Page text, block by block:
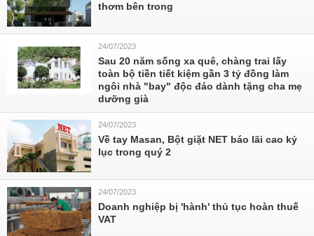
thơm bên trong
24/07/2023
Sau 20 năm sống xa quê, chàng trai lấy
toàn bộ tiền tiết kiệm gần 3 tỷ đồng làm
ngôi nhà "bay" độc đáo dành tặng cha mẹ
dưỡng già
24/07/2023
Về tay Masan, Bột giặt NET báo lãi cao kỷ
lục trong quý 2
24/07/2023
Doanh nghiệp bị 'hành' thủ tục hoàn thuế
VAT